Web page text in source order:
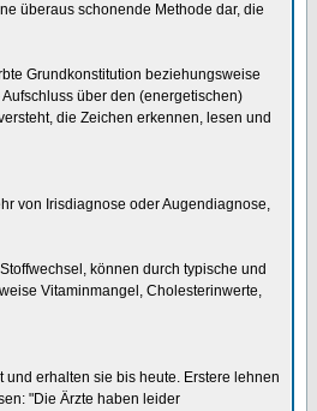
überaus schonende Methode dar, die
Grundkonstitution beziehungsweise
über den (energetischen)
die Zeichen erkennen, lesen und
von Irisdiagnose oder Augendiagnose,
können durch typische und
Vitaminmangel, Cholesterinwerte,
erhalten sie bis heute. Erstere lehnen
"Die Ärzte haben leider